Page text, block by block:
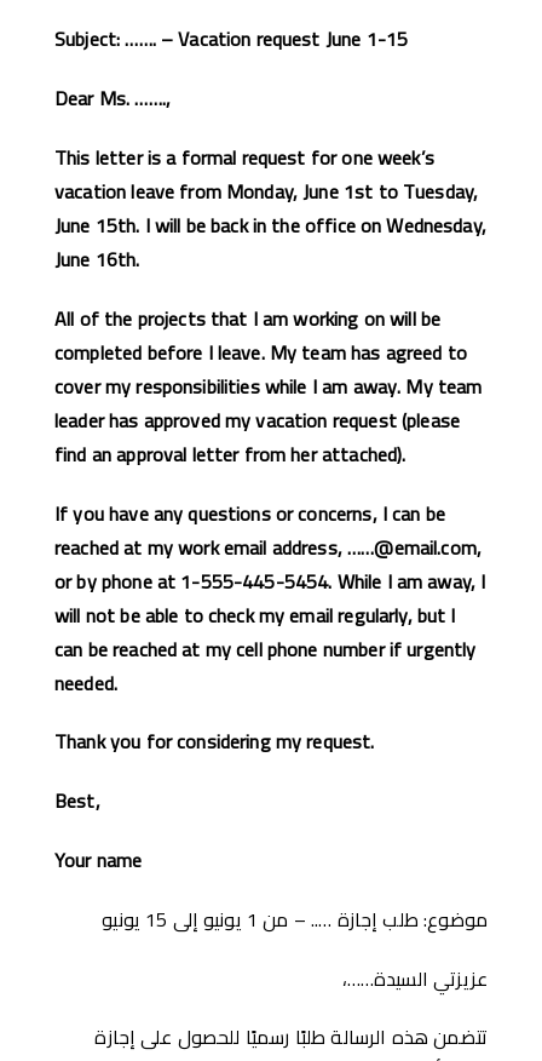
Subject: ……. – Vacation request June 1-15
Dear Ms. …….,
This letter is a formal request for one week’s
vacation leave from Monday, June 1st to Tuesday,
June 15th. I will be back in the office on Wednesday,
June 16th.
All of the projects that I am working on will be
completed before I leave. My team has agreed to
cover my responsibilities while I am away. My team
leader has approved my vacation request (please
find an approval letter from her attached).
If you have any questions or concerns, I can be
reached at my work email address, ……@email.com,
or by phone at 1-555-445-5454. While I am away, I
will not be able to check my email regularly, but I
can be reached at my cell phone number if urgently
needed.
Thank you for considering my request.
Best,
Your name
موضوع: طلب إجازة ….. – من 1 يونيو إلى 15 يونيو
عزيزتي السيدة……،
تتضمن هذه الرسالة طلبًا رسميًا للحصول على إجازة